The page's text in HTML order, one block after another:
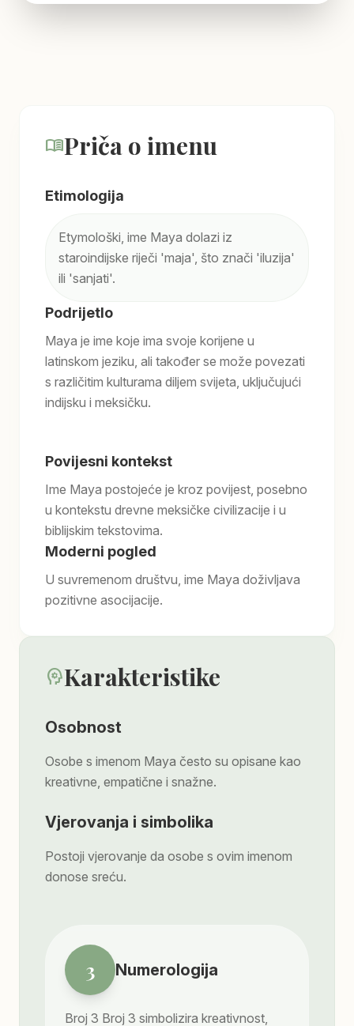
menu_bookPriča o imenu
Etimologija
Etymološki, ime Maya dolazi iz
staroindijske riječi 'maja', što znači 'iluzija'
ili 'sanjati'.
Podrijetlo
Maya je ime koje ima svoje korijene u
latinskom jeziku, ali također se može povezati
s različitim kulturama diljem svijeta, uključujući
indijsku i meksičku.
Povijesni kontekst
Ime Maya postojeće je kroz povijest, posebno
u kontekstu drevne meksičke civilizacije i u
biblijskim tekstovima.
Moderni pogled
U suvremenom društvu, ime Maya doživljava
pozitivne asocijacije.
psychologyKarakteristike
Osobnost
Osobe s imenom Maya često su opisane kao
kreativne, empatične i snažne.
Vjerovanja i simbolika
Postoji vjerovanje da osobe s ovim imenom
donose sreću.
3 Numerologija
Broj 3 Broj 3 simbolizira kreativnost,